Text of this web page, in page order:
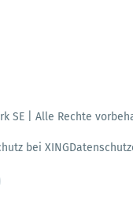
SE | Alle Rechte
bei XING